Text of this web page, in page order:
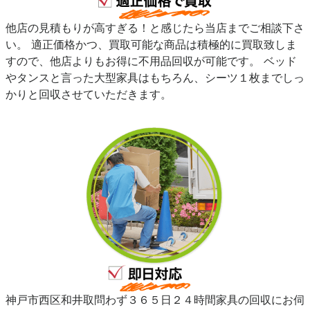
他店の見積もりが高すぎる！と感じたら当店までご相談下さ
い。 適正価格かつ、買取可能な商品は積極的に買取致しま
すので、他店よりもお得に不用品回収が可能です。 ベッド
やタンスと言った大型家具はもちろん、シーツ１枚までしっ
かりと回収させていただきます。
神戸市西区和井取問わず３６５日２４時間家具の回収にお伺